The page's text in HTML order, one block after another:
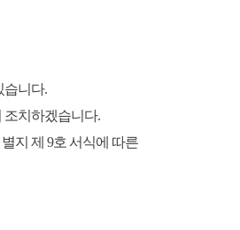
습니다.
조치하겠습니다.
지 제 9호 서식에 따른